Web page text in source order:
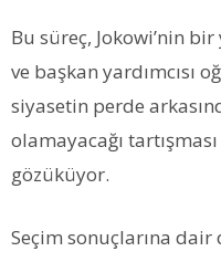
Bu süreç, Jokowi’nin
ve başkan yardımcısı
siyasetin perde
olamayacağı
gözüküyor.
Seçim sonuçlarına